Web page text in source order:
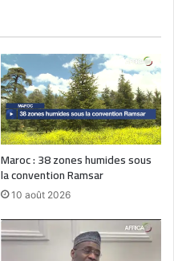
Maroc : 38 zones humides sous
la convention Ramsar
10 août 2026